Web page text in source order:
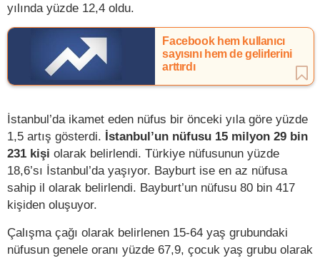
yılında yüzde 12,4 oldu.
Facebook hem kullanıcı
sayısını hem de gelirlerini
arttırdı
İstanbul’da ikamet eden nüfus bir önceki yıla göre yüzde
1,5 artış gösterdi. İstanbul’un nüfusu 15 milyon 29 bin
231 kişi olarak belirlendi. Türkiye nüfusunun yüzde
18,6’sı İstanbul’da yaşıyor. Bayburt ise en az nüfusa
sahip il olarak belirlendi. Bayburt’un nüfusu 80 bin 417
kişiden oluşuyor.
Çalışma çağı olarak belirlenen 15-64 yaş grubundaki
nüfusun genele oranı yüzde 67,9, çocuk yaş grubu olarak